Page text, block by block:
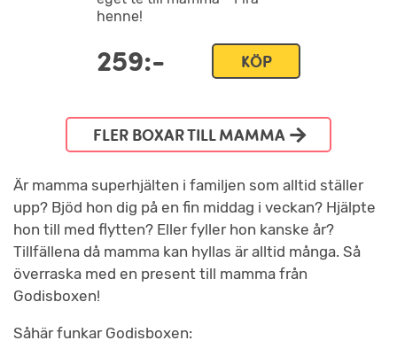
henne!
259:- KÖP
FLER BOXAR TILL MAMMA
Är mamma superhjälten i familjen som alltid ställer
upp? Bjöd hon dig på en fin middag i veckan? Hjälpte
hon till med flytten? Eller fyller hon kanske år?
Tillfällena då mamma kan hyllas är alltid många. Så
överraska med en present till mamma från
Godisboxen!
Såhär funkar Godisboxen: